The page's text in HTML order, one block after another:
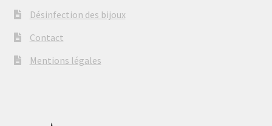
Désinfection des bijoux
Contact
Mentions légales